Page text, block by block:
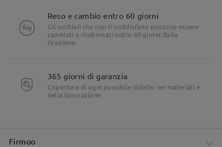
Reso e cambio entro 60 giorni
Gli occhiali che non ti soddisfano possono essere
cambiati o rimborsati entro 60 giorni dalla
ricezione.
365 giorni di garanzia
Copertura di ogni possibile difetto nei materiali e
nella lavorazione.
Firmoo